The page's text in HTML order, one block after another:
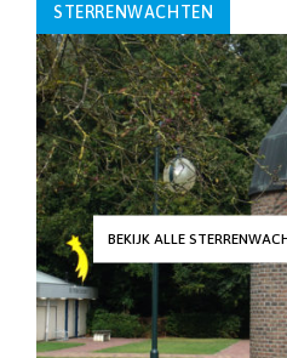
STERRENWACHTEN
BEKIJK ALLE